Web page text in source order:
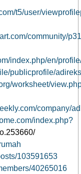
t5/user/
community/
index.php/en/
publicprofile/
worksheet/
company/
index.php?
103591653
40265016